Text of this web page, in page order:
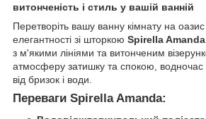
витонченість і стиль у вашій ванній
Перетворіть вашу ванну кімнату на
елегантності зі шторкою Spirella Amanda
з м'якими лініями та витонченим
атмосферу затишку та спокою,
від бризок і води.
Переваги Spirella Amanda: